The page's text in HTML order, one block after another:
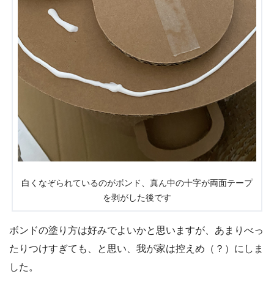
白くなぞられているのがボンド、真ん中の十字が両面テープ
を剥がした後です
ボンドの塗り方は好みでよいかと思いますが、あまりべっ
たりつけすぎても、と思い、我が家は控えめ（？）にしま
した。